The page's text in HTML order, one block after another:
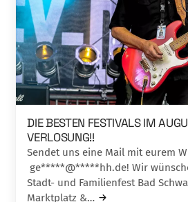
DIE BESTEN FESTIVALS IM
VERLOSUNG!!
Sendet uns eine Mail mit eurem
ge*****@*****hh.de! Wir
Stadt- und Familienfest Bad
Marktplatz &…